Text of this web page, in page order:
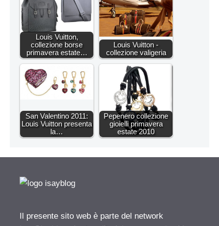
Louis Vuitton,
collezione borse
primavera estate…
Louis Vuitton -
collezione valigeria
San Valentino 2011:
Louis Vuitton presenta
la…
Pepenero collezione
gioielli primavera
estate 2010
Il presente sito web è parte del network